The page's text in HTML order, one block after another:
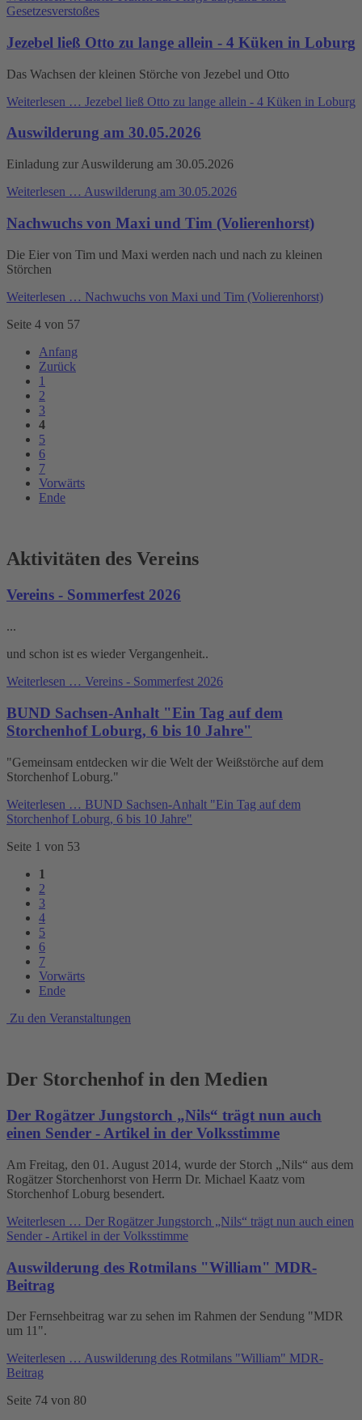
Gesetzesverstoßes
Jezebel ließ Otto zu lange allein - 4 Küken in Loburg
Das Wachsen der kleinen Störche von Jezebel und Otto
Weiterlesen … Jezebel ließ Otto zu lange allein - 4 Küken in Loburg
Auswilderung am 30.05.2026
Einladung zur Auswilderung am 30.05.2026
Weiterlesen … Auswilderung am 30.05.2026
Nachwuchs von Maxi und Tim (Volierenhorst)
Die Eier von Tim und Maxi werden nach und nach zu kleinen
Störchen
Weiterlesen … Nachwuchs von Maxi und Tim (Volierenhorst)
Seite 4 von 57
Anfang
Zurück
1
2
3
4
5
6
7
Vorwärts
Ende
Aktivitäten des Vereins
Vereins - Sommerfest 2026
...
und schon ist es wieder Vergangenheit..
Weiterlesen … Vereins - Sommerfest 2026
BUND Sachsen-Anhalt "Ein Tag auf dem
Storchenhof Loburg, 6 bis 10 Jahre"
"Gemeinsam entdecken wir die Welt der Weißstörche auf dem
Storchenhof Loburg."
Weiterlesen … BUND Sachsen-Anhalt "Ein Tag auf dem
Storchenhof Loburg, 6 bis 10 Jahre"
Seite 1 von 53
1
2
3
4
5
6
7
Vorwärts
Ende
Zu den Veranstaltungen
Der Storchenhof in den Medien
Der Rogätzer Jungstorch „Nils“ trägt nun auch
einen Sender - Artikel in der Volksstimme
Am Freitag, den 01. August 2014, wurde der Storch „Nils“ aus dem
Rogätzer Storchenhorst von Herrn Dr. Michael Kaatz vom
Storchenhof Loburg besendert.
Weiterlesen … Der Rogätzer Jungstorch „Nils“ trägt nun auch einen
Sender - Artikel in der Volksstimme
Auswilderung des Rotmilans "William" MDR-
Beitrag
Der Fernsehbeitrag war zu sehen im Rahmen der Sendung "MDR
um 11".
Weiterlesen … Auswilderung des Rotmilans "William" MDR-
Beitrag
Seite 74 von 80